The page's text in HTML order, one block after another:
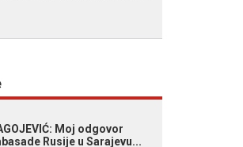
Moj odgovor
Rusije u Sarajevu...